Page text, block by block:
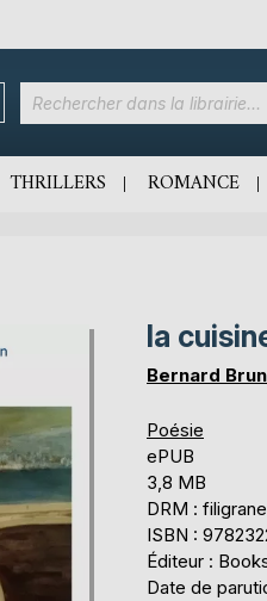
THRILLERS ROMANCE
la
Bernard
Poésie
ePUB
3,8 MB
DRM : filigrane
ISBN :
Éditeur :
Date de